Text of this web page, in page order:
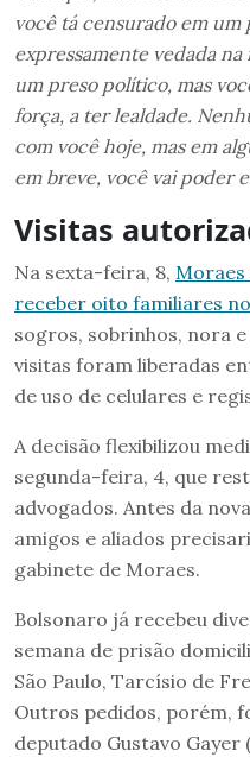
você tá censurado em um
expressamente vedada
um preso político, mas
força, a ter lealdade.
com você hoje, mas em
em breve, você vai poder
Visitas
Na sexta-feira, 8, Moraes
receber oito familiares
sogros, sobrinhos, nora
visitas foram liberadas
de uso de celulares e
A decisão flexibilizou
segunda-feira, 4, que
advogados. Antes da
amigos e aliados
gabinete de Moraes.
Bolsonaro já recebeu
semana de prisão
São Paulo, Tarcísio de
Outros pedidos, porém,
deputado Gustavo Gayer